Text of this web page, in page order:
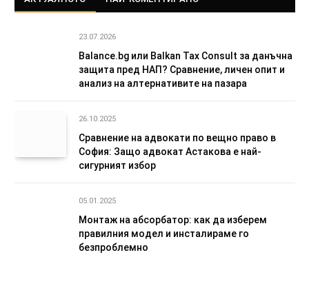
23.07.2026
Balance.bg или Balkan Tax Consult за данъчна
защита пред НАП? Сравнение, личен опит и
анализ на алтернативите на пазара
26.10.2025
Сравнение на адвокати по вещно право в
София: Защо адвокат Астакова е най-
сигурният избор
05.01.2025
Монтаж на абсорбатор: как да изберем
правилния модел и инсталираме го
безпроблемно